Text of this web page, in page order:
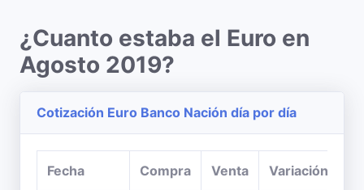
¿Cuanto estaba el Euro en
Agosto 2019?
Cotización Euro Banco Nación día por día
Fecha Compra Venta Variación